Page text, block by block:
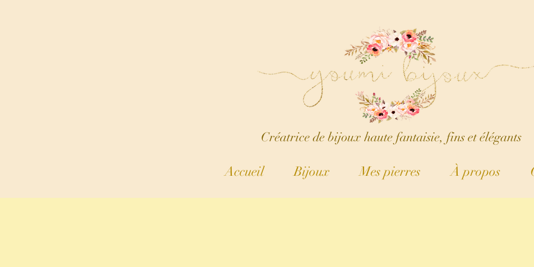
Créatrice de bijoux haute fantaisie, fins et élégants
Accueil Bijoux Mes pierres À propos